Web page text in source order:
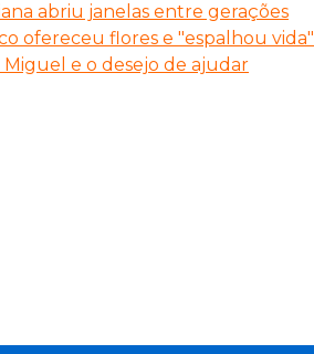
abriu janelas entre gerações
ofereceu flores e "espalhou vida"
Miguel e o desejo de ajudar